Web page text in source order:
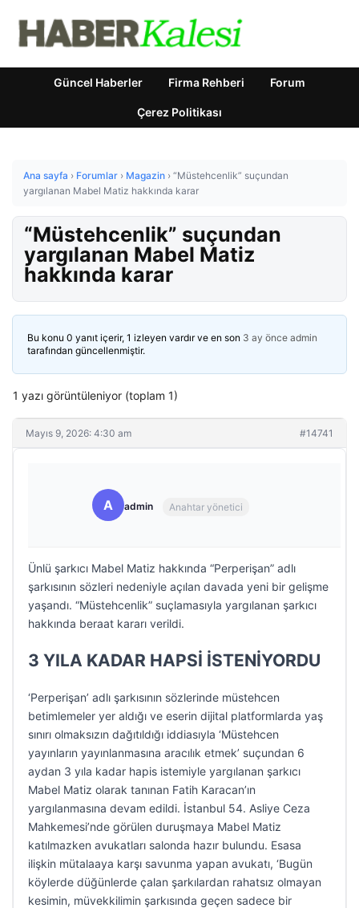
Güncel Haberler Firma Rehberi Forum
Çerez Politikası
Ana sayfa › Forumlar › Magazin › “Müstehcenlik” suçundan
yargılanan Mabel Matiz hakkında karar
“Müstehcenlik” suçundan
yargılanan Mabel Matiz
hakkında karar
Bu konu 0 yanıt içerir, 1 izleyen vardır ve en son 3 ay önce admin
tarafından güncellenmiştir.
1 yazı görüntüleniyor (toplam 1)
Mayıs 9, 2026: 4:30 am #14741
A admin Anahtar yönetici
Ünlü şarkıcı Mabel Matiz hakkında “Perperişan” adlı
şarkısının sözleri nedeniyle açılan davada yeni bir gelişme
yaşandı. “Müstehcenlik” suçlamasıyla yargılanan şarkıcı
hakkında beraat kararı verildi.
3 YILA KADAR HAPSİ İSTENİYORDU
‘Perperişan’ adlı şarkısının sözlerinde müstehcen
betimlemeler yer aldığı ve eserin dijital platformlarda yaş
sınırı olmaksızın dağıtıldığı iddiasıyla ‘Müstehcen
yayınların yayınlanmasına aracılık etmek’ suçundan 6
aydan 3 yıla kadar hapis istemiyle yargılanan şarkıcı
Mabel Matiz olarak tanınan Fatih Karacan’ın
yargılanmasına devam edildi. İstanbul 54. Asliye Ceza
Mahkemesi’nde görülen duruşmaya Mabel Matiz
katılmazken avukatları salonda hazır bulundu. Esasa
ilişkin mütalaaya karşı savunma yapan avukatı, ‘Bugün
köylerde düğünlerde çalan şarkılardan rahatsız olmayan
kesimin, müvekkilimin şarkısında geçen sadece bir